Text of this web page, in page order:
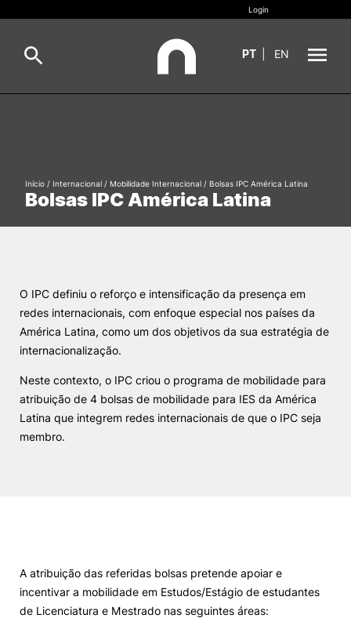
Internacional
II&D e Empresas
Ação Social
Alumni
Projetos PRR
©2026 Instituto Politécnico de
Login
PT EN
Oferta Formativa Geral
Bolsas IPC América Latina
Início / Internacional / Mobilidade Internacional / Bolsas IPC América Latina
O IPC definiu o reforço e intensificação da presença em
redes internacionais, com enfoque especial nos países da
América Latina, como um dos objetivos da sua estratégia de
internacionalização.
Neste contexto, o IPC criou o programa de mobilidade para
atribuição de 4 bolsas de mobilidade para IES da América
Latina que integrem redes internacionais de que o IPC seja
membro.
A atribuição das referidas bolsas pretende apoiar e
incentivar a mobilidade em Estudos/Estágio de estudantes
de Licenciatura e Mestrado nas seguintes áreas: